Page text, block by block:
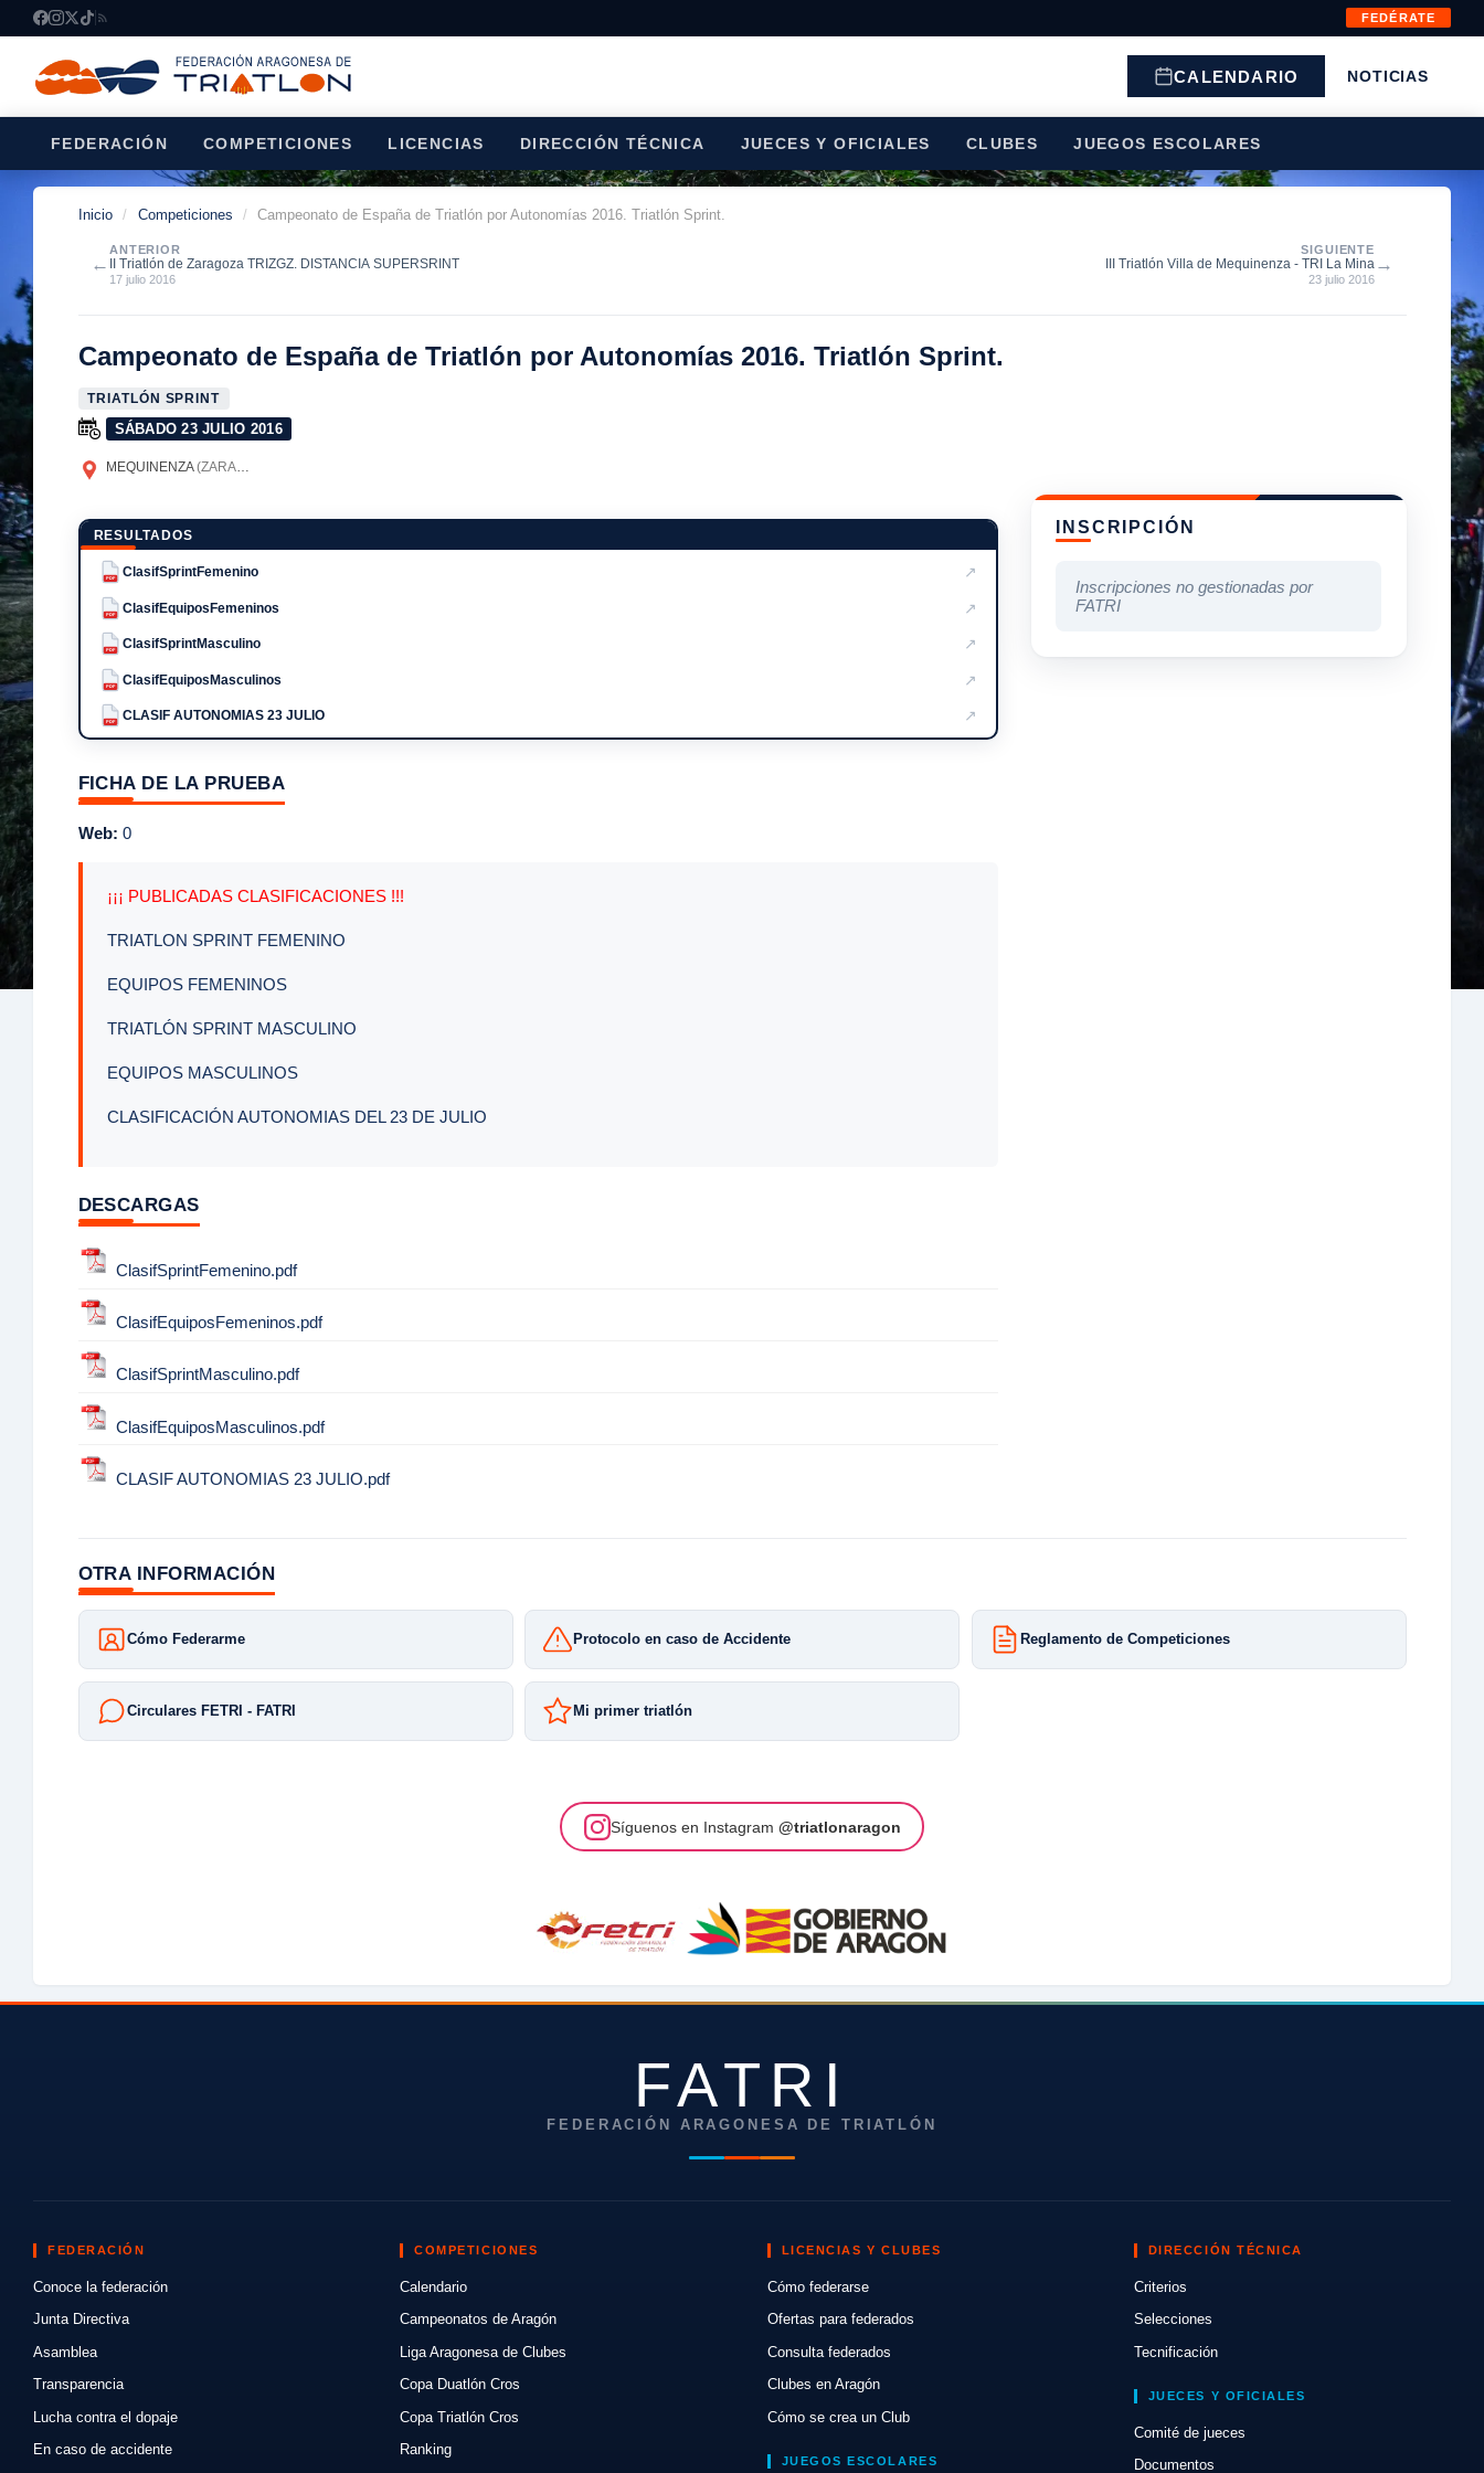
FEDÉRATE
CALENDARIO NOTICIAS
FEDERACIÓN COMPETICIONES LICENCIAS DIRECCIÓN TÉCNICA JUECES Y OFICIALES CLUBES JUEGOS ESCOLARES
Inicio / Competiciones / Campeonato de España de Triatlón por Autonomías 2016. Triatlón Sprint.
←
ANTERIOR
II Triatlón de Zaragoza TRIZGZ. DISTANCIA SUPERSRINT
17 julio 2016
SIGUIENTE
III Triatlón Villa de Mequinenza - TRI La Mina
23 julio 2016
→
Campeonato de España de Triatlón por Autonomías 2016. Triatlón Sprint.
TRIATLÓN SPRINT
SÁBADO 23 JULIO 2016
MEQUINENZA(ZARAGOZA)
RESULTADOS
PDF ClasifSprintFemenino ↗
PDF ClasifEquiposFemeninos ↗
PDF ClasifSprintMasculino ↗
PDF ClasifEquiposMasculinos ↗
PDF CLASIF AUTONOMIAS 23 JULIO ↗
FICHA DE LA PRUEBA
Web: 0
¡¡¡ PUBLICADAS CLASIFICACIONES !!!
TRIATLON SPRINT FEMENINO
EQUIPOS FEMENINOS
TRIATLÓN SPRINT MASCULINO
EQUIPOS MASCULINOS
CLASIFICACIÓN AUTONOMIAS DEL 23 DE JULIO
DESCARGAS
ClasifSprintFemenino.pdf
ClasifEquiposFemeninos.pdf
ClasifSprintMasculino.pdf
ClasifEquiposMasculinos.pdf
CLASIF AUTONOMIAS 23 JULIO.pdf
INSCRIPCIÓN
Inscripciones no gestionadas por
FATRI
OTRA INFORMACIÓN
Cómo Federarme Protocolo en caso de Accidente Reglamento de Competiciones
Circulares FETRI - FATRI Mi primer triatlón
Síguenos en Instagram @triatlonaragon
FATRI
FEDERACIÓN ARAGONESA DE TRIATLÓN
FEDERACIÓN
Conoce la federación
Junta Directiva
Asamblea
Transparencia
Lucha contra el dopaje
En caso de accidente
COMPETICIONES
Calendario
Campeonatos de Aragón
Liga Aragonesa de Clubes
Copa Duatlón Cros
Copa Triatlón Cros
Ranking
LICENCIAS Y CLUBES
Cómo federarse
Ofertas para federados
Consulta federados
Clubes en Aragón
Cómo se crea un Club
JUEGOS ESCOLARES
DIRECCIÓN TÉCNICA
Criterios
Selecciones
Tecnificación
JUECES Y OFICIALES
Comité de jueces
Documentos